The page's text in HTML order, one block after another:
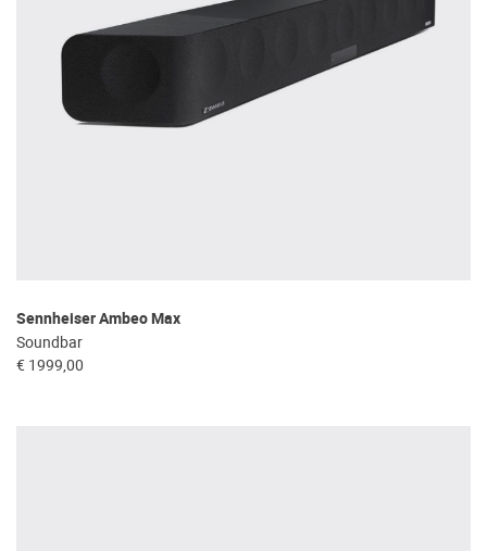
Sennheiser Ambeo Max
Soundbar
€ 1999,00